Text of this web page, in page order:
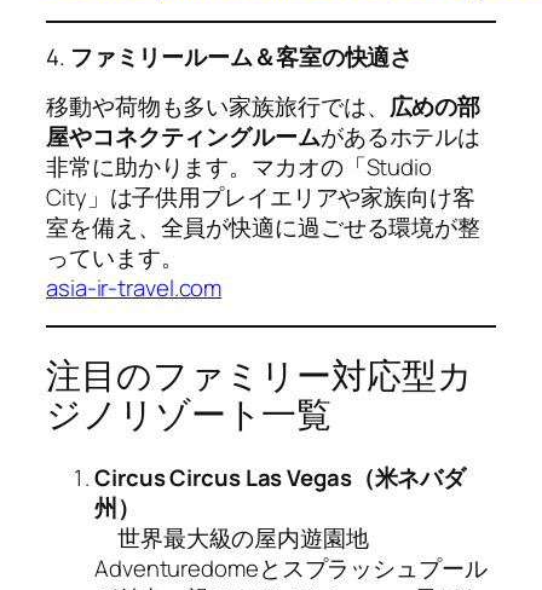
4. ファミリールーム＆客室の快適さ
移動や荷物も多い家族旅行では、 広めの部
屋やコネクティングルームがあるホテルは
非常に助かります。マカオの「Studio
City」は子供用プレイエリアや家族向け客
室を備え、全員が快適に過ごせる環境が整
っています。
asia-ir-travel.com
注目のファミリー対応型カ
ジノリゾート一覧
Circus Circus Las Vegas（米ネバダ
州）
世界最大級の屋内遊園地
Adventuredomeとスプラッシュプール